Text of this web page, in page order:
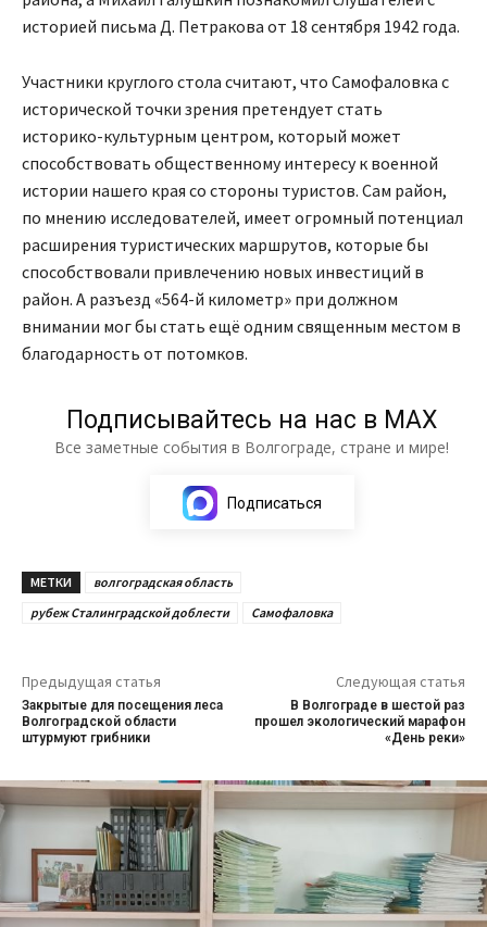
историей письма Д. Петракова от 18 сентября 1942 года.
Участники круглого стола считают, что Самофаловка с
исторической точки зрения претендует стать
историко-культурным центром, который может
способствовать общественному интересу к военной
истории нашего края со стороны туристов. Сам район,
по мнению исследователей, имеет огромный потенциал
расширения туристических маршрутов, которые бы
способствовали привлечению новых инвестиций в
район. А разъезд «564-й километр» при должном
внимании мог бы стать ещё одним священным местом в
благодарность от потомков.
Подписывайтесь на нас в МАХ
Все заметные события в Волгограде, стране и мире!
Подписаться
МЕТКИ
волгоградская область
рубеж Сталинградской доблести
Самофаловка
Предыдущая статья
Закрытые для посещения леса
Волгоградской области
штурмуют грибники
Следующая статья
В Волгограде в шестой раз
прошел экологический марафон
«День реки»